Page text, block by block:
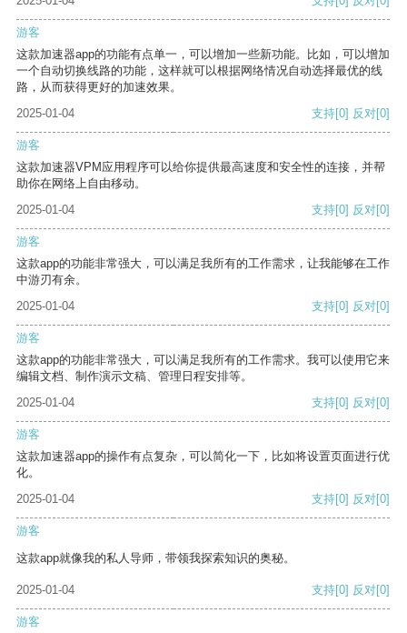
游客
这款加速器app的功能有点单一，可以增加一些新功能。比如，可以增加
一个自动切换线路的功能，这样就可以根据网络情况自动选择最优的线
路，从而获得更好的加速效果。
2025-01-04
支持[0] 反对[0]
游客
这款加速器VPM应用程序可以给你提供最高速度和安全性的连接，并帮
助你在网络上自由移动。
2025-01-04
支持[0] 反对[0]
游客
这款app的功能非常强大，可以满足我所有的工作需求，让我能够在工作
中游刃有余。
2025-01-04
支持[0] 反对[0]
游客
这款app的功能非常强大，可以满足我所有的工作需求。我可以使用它来
编辑文档、制作演示文稿、管理日程安排等。
2025-01-04
支持[0] 反对[0]
游客
这款加速器app的操作有点复杂，可以简化一下，比如将设置页面进行优
化。
2025-01-04
支持[0] 反对[0]
游客
这款app就像我的私人导师，带领我探索知识的奥秘。
2025-01-04 支持[0] 反对[0]
游客